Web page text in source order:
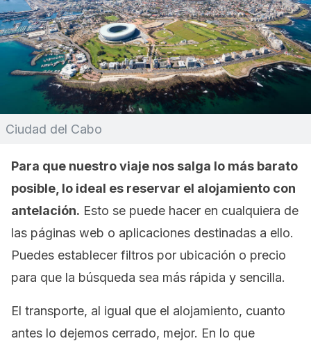
Ciudad del Cabo
Para que nuestro viaje nos salga lo más barato
posible, lo ideal es reservar el alojamiento con
antelación. Esto se puede hacer en cualquiera de
las páginas web o aplicaciones destinadas a ello.
Puedes establecer filtros por ubicación o precio
para que la búsqueda sea más rápida y sencilla.
El transporte, al igual que el alojamiento, cuanto
antes lo dejemos cerrado, mejor. En lo que